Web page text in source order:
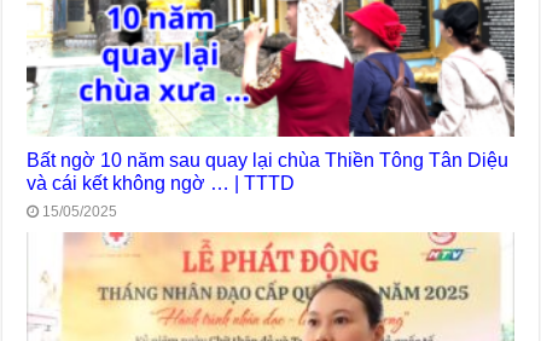
Bất ngờ 10 năm sau quay lại chùa Thiền Tông Tân Diệu
và cái kết không ngờ … | TTTD
15/05/2025